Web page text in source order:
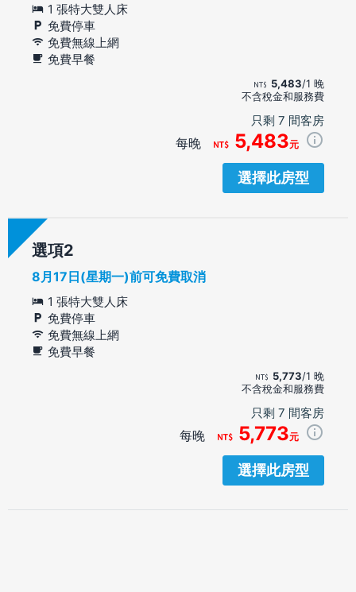
1 張特大雙人床
免費停車
免費無線上網
免費早餐
5,483/1 晚
不含稅金和服務費
只剩 7 間客房
每晚 5,483元
選擇此房型
選項
8月17日(星期一)前可免費取消
1 張特大雙人床
免費停車
免費無線上網
免費早餐
5,773/1 晚
不含稅金和服務費
只剩 7 間客房
每晚 5,773元
選擇此房型